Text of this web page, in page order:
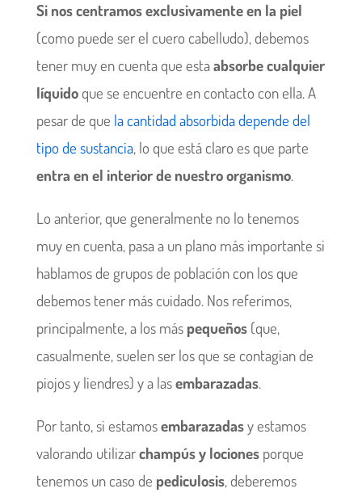
Si nos centramos exclusivamente en la piel
(como puede ser el cuero cabelludo), debemos
tener muy en cuenta que estaabsorbe cualquier
líquidoque se encuentre en contacto con ella. A
pesar de que la cantidad absorbida depende del
tipo de sustancia, lo que está claro es que parte
entra en el interior de nuestro organismo.
Lo anterior, que generalmente no lo tenemos
muy en cuenta, pasa a un plano más importante si
hablamos de grupos de población con los que
debemos tener más cuidado. Nos referimos,
principalmente, a los más pequeños(que,
casualmente, suelen ser los que se contagian de
piojos y liendres) y a lasembarazadas.
Por tanto, si estamosembarazadasy estamos
valorando utilizarchampús y locionesporque
tenemos un caso de pediculosis, deberemos